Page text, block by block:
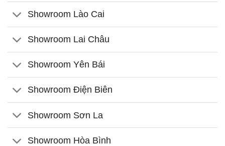
Showroom Lào Cai
Showroom Lai Châu
Showroom Yên Bái
Showroom Điện Biên
Showroom Sơn La
Showroom Hòa Bình